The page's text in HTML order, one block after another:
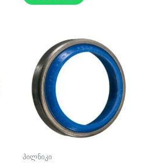
პილნიკი